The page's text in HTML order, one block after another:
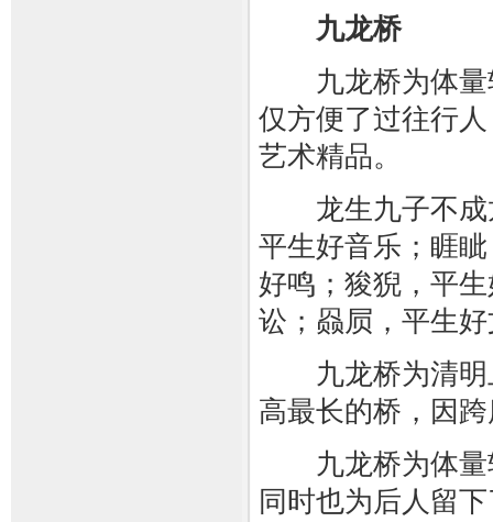
九龙桥
九龙桥为体量
仅方便了过往行
艺术精品。
龙生九子不成
平生好音乐；睚
好鸣；狻猊，平
讼；赑屃，平生
九龙桥为清明
高最长的桥，因
九龙桥为体量
同时也为后人留